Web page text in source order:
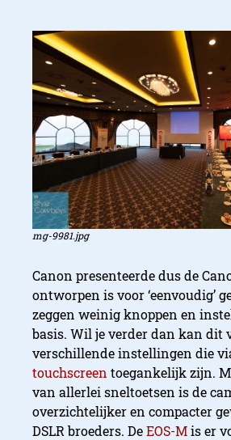
mg-9981.jpg
Canon presenteerde dus de
ontworpen is voor ‘eenvoudig’
zeggen weinig knoppen en
basis. Wil je verder dan kan dit
verschillende instellingen die
touchscreen toegankelijk zijn.
van allerlei sneltoetsen is de
overzichtelijker en compacter
DSLR broeders. DeEOS-Mis er